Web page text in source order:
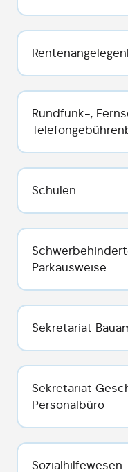
Rundfunk-,
Schulen
Parkausweise
Sekretariat
Sekretariat
Personalbüro
Sozialhilfewesen